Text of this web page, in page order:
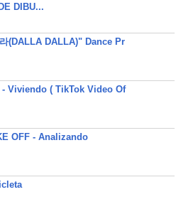
DIBU...
(DALLA DALLA)" Dance Pr
Viviendo ( TikTok Video Of
OFF - Analizando